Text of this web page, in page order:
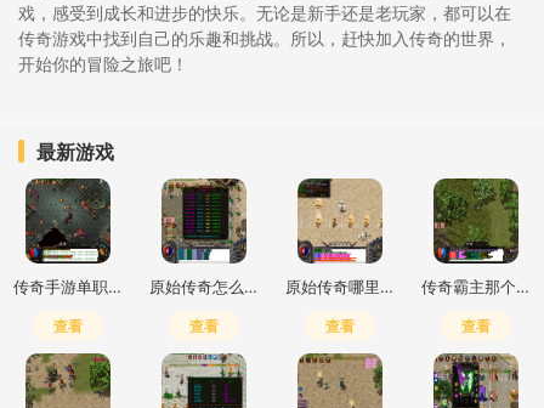
戏，感受到成长和进步的快乐。无论是新手还是老玩家，都可以在
传奇游戏中找到自己的乐趣和挑战。所以，赶快加入传奇的世界，
开始你的冒险之旅吧！
最新游戏
传奇手游单职业打金推荐
查看
原始传奇怎么打高爆最简单
查看
原始传奇哪里打钱快一点
查看
传奇霸主那个职业好玩
查看